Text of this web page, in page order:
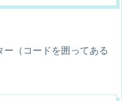
（コードを囲ってある